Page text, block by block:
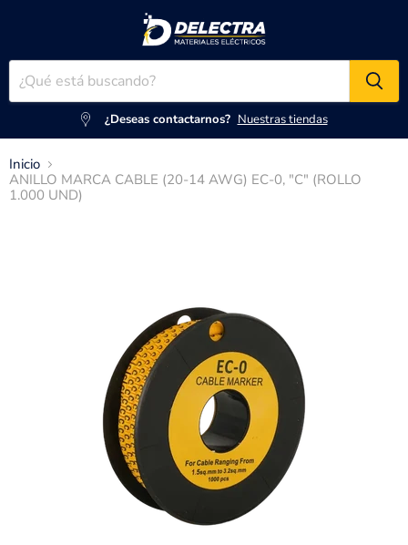
¿Deseas contactarnos? Nuestras tiendas
Inicio
ANILLO MARCA CABLE (20-14 AWG) EC-0, "C" (ROLLO
1.000 UND)